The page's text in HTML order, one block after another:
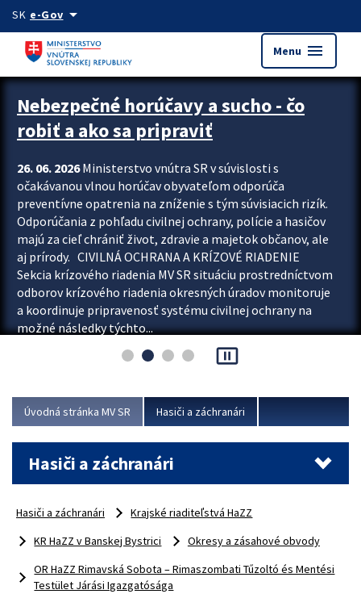
Preskocit na hlavný obsah
SK e-Govarrow_drop_down
Menu menu
Zastavit automatický posun upútavok
Nebezpečné horúčavy a sucho - čo
robiť a ako sa pripraviť
26. 06. 2026Ministerstvo vnútra SR v súvislosti s
očakávanou vlnou horúčav obyvateľom odporúča
preventívne opatrenia na zníženie s tým súvisiacich rizík.
Odporúčania z pohľadu civilnej ochrany, polície a hasičov
majú za cieľ chrániť život, zdravie a majetok občanov, ale
aj prírody. CIVILNÁ OCHRANA A KRÍZOVÉ RIADENIE
Sekcia krízového riadenia MV SR situáciu prostredníctvom
odborov krízového riadenia okresných úradov monitoruje
a koordinuje pripravenosť systému civilnej ochrany na
možné následky týchto...
pause_presentation
Úvodná stránka MV SR Hasiči a záchranári
Hasiči a záchranári
Hasiči a záchranári
Krajské riaditeľstvá HaZZ
KR HaZZ v Banskej Bystrici
Okresy a zásahové obvody
OR HaZZ Rimavská Sobota – Rimaszombati Tűzoltó és Mentési
Testület Járási Igazgatósága